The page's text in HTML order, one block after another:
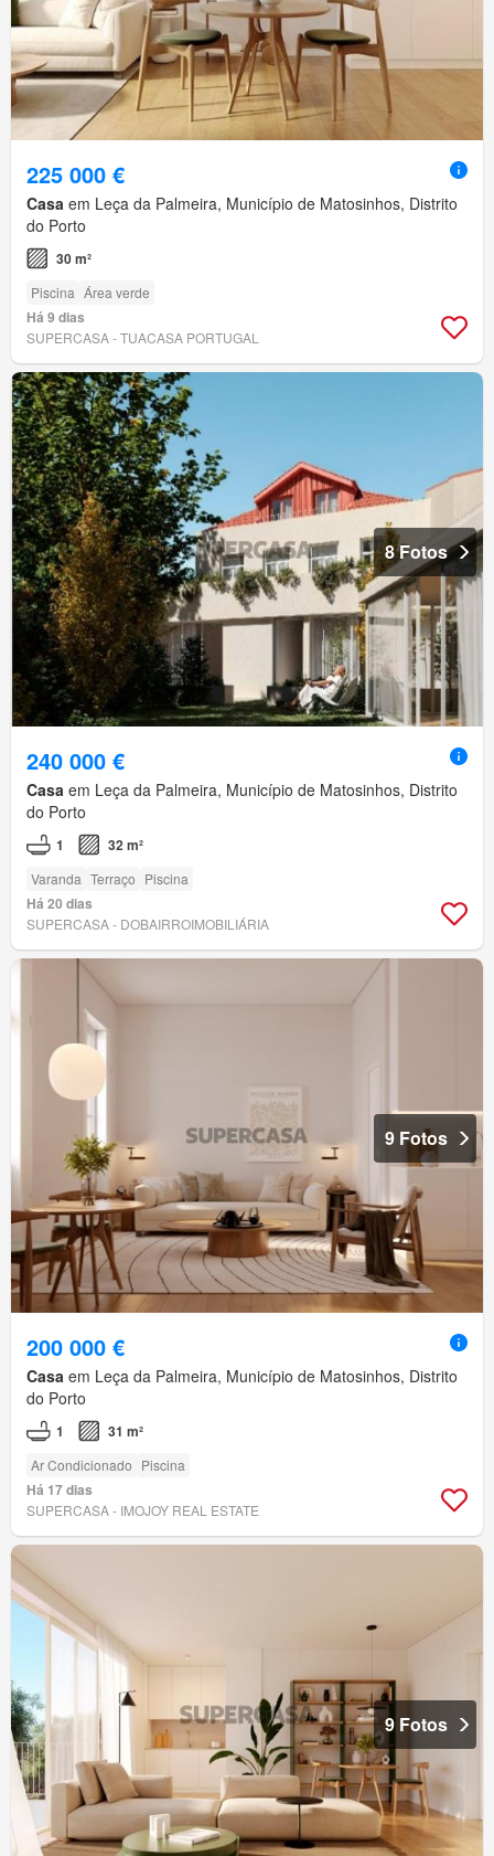
225 000 €
Casa em Leça da Palmeira, Município de Matosinhos, Distrito
do Porto
30 m²
Piscina Área verde
Há 9 dias
SUPERCASA - TUACASA PORTUGAL
8 Fotos
240 000 €
Casa em Leça da Palmeira, Município de Matosinhos, Distrito
do Porto
1 32 m²
Varanda Terraço Piscina
Há 20 dias
SUPERCASA - DOBAIRROIMOBILIÁRIA
9 Fotos
200 000 €
Casa em Leça da Palmeira, Município de Matosinhos, Distrito
do Porto
1 31 m²
Ar Condicionado Piscina
Há 17 dias
SUPERCASA - IMOJOY REAL ESTATE
9 Fotos